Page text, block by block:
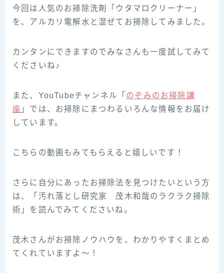
今回は人気のお掃除洗剤「ウタマロクリーナー」
を、アルカリ電解水と混ぜてお掃除してみました。
カンタンにできますのでみなさんも一度試してみて
くださいね♪
また、YouTubeチャンネル「 のぞみのお掃除講
座 」では、お掃除にまつわるいろんな情報をお届け
しています。
こちらの動画もみてもらえると嬉しいです！
さらに自分にあったお掃除法を見つけたいという方
は、「汚れ落とし研究家 茂木和哉のラクラク掃除
術」を読んでみてくださいね。
茂木さんがお掃除ノウハウを、わかりやすくまとめ
てくれていますよ～！